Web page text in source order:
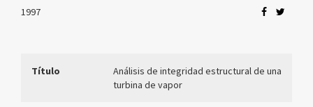
1997
Título
Análisis de integridad estructural de una
turbina de vapor